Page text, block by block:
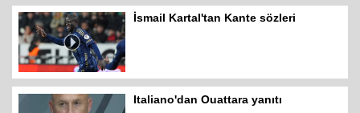
İsmail Kartal'tan Kante sözleri
Italiano'dan Ouattara yanıtı